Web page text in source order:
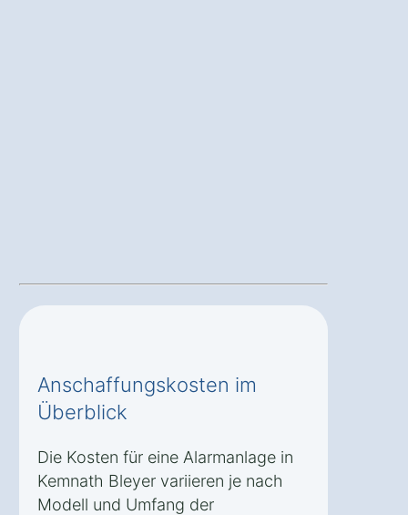
Anschaffungskosten im
Überblick
Die Kosten für eine Alarmanlage in
Kemnath Bleyer variieren je nach
Modell und Umfang der